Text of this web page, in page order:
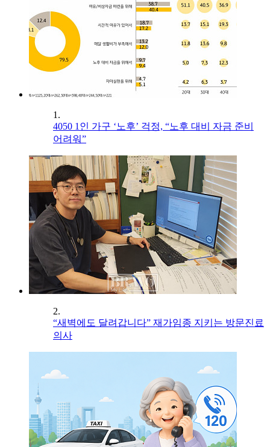
1.
4050 1인 가구 ‘노후’ 걱정, “노후 대비 자금 준비
어려워”
2.
“새벽에도 달려갑니다” 재가임종 지키는 방문진료
의사